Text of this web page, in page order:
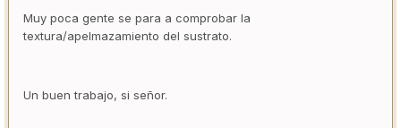
Muy poca gente se para a comprobar la
textura/apelmazamiento del sustrato.
Un buen trabajo, si señor.